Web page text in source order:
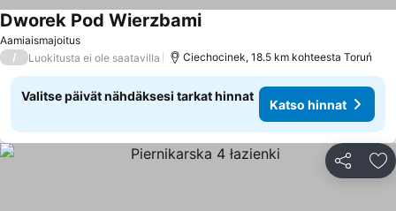
Aamiaismajoitus
Dworek Pod WierzbamiKatso hinnat
/ Luokitusta ei ole saatavilla Ciechocinek, 18.5 km kohteesta Toruń
Valitse päivät nähdäksesi tarkat hinnat
Katso hinnat
Jaa